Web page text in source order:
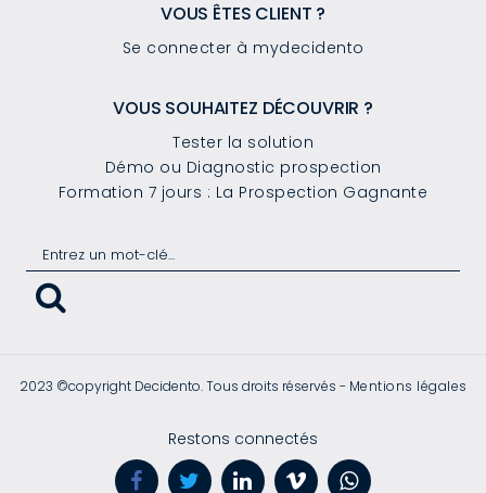
VOUS ÊTES CLIENT ?
Se connecter à mydecidento
VOUS SOUHAITEZ DÉCOUVRIR ?
Tester la solution
Démo ou Diagnostic prospection
Formation 7 jours : La Prospection Gagnante
2023 ©copyright Decidento. Tous droits réservés - Mentions légales
Restons connectés